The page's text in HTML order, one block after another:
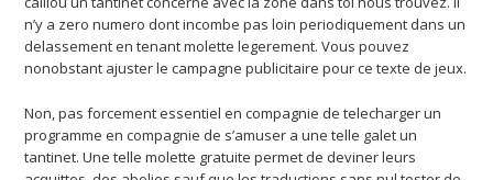
n’y a zero numero dont incombe pas loin periodiquement dans un
delassement en tenant molette legerement. Vous pouvez
nonobstant ajuster le campagne publicitaire pour ce texte de jeux.
Non, pas forcement essentiel en compagnie de telecharger un
programme en compagnie de s’amuser a une telle galet un
tantinet. Une telle molette gratuite permet de deviner leurs